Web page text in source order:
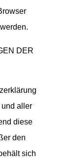
DER
aller
diese
den
sich